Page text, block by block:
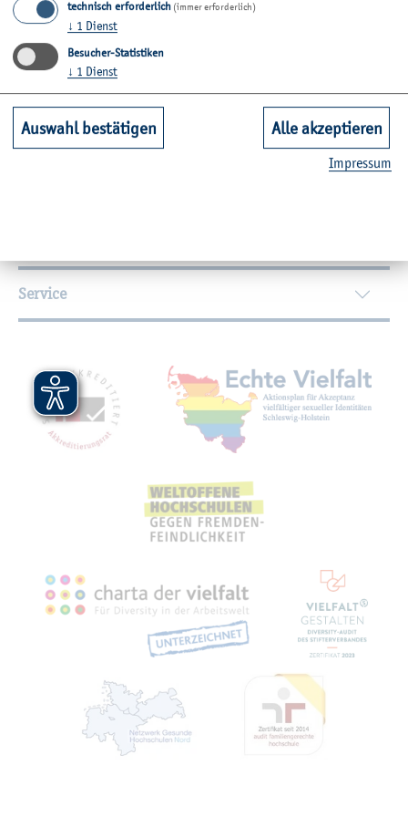
Wei­ter­füh­ren­de In­for­ma­tio­nen
Kontakt
Service
Mit­glied­schaf­ten,
technisch erforderlich (immer erforderlich)
↓ 1 Dienst
Besucher-Statistiken
↓ 1 Dienst
Auswahl bestätigen Alle akzeptieren
Im­pres­sum